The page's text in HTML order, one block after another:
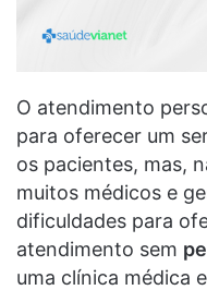
O atendimento
para oferecer um
os pacientes, mas,
muitos médicos e
dificuldades para
atendimento sem
uma clínica médica